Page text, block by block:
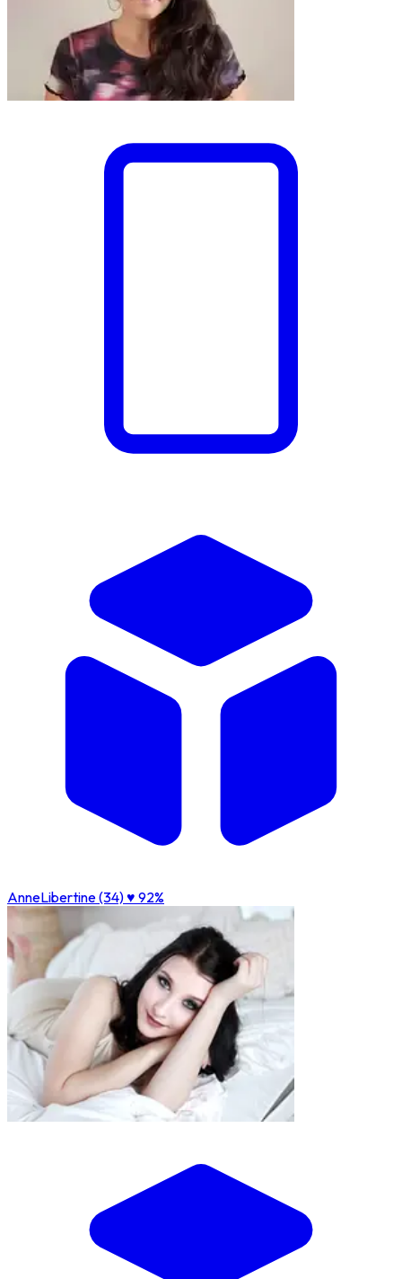
AnneLibertine (34)♥ 92%